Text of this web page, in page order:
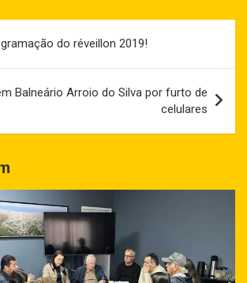
do réveillon 2019!
Balneário Arroio do Silva por furto de
celulares